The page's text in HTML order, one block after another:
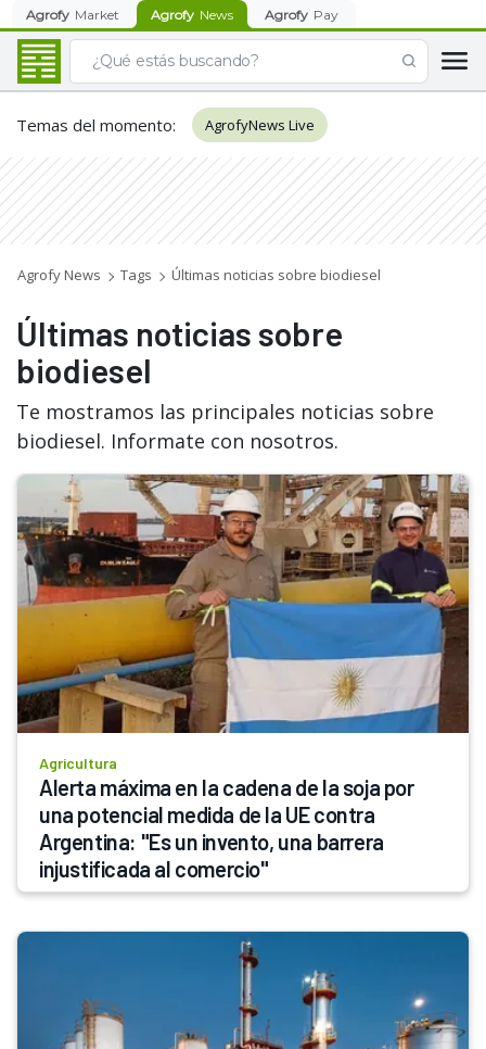
Agrofy Market Agrofy News Agrofy Pay
Temas del momento: AgrofyNews Live
Agrofy News Tags Últimas noticias sobre biodiesel
Últimas noticias sobre
biodiesel
Te mostramos las principales noticias sobre
biodiesel. Informate con nosotros.
Agricultura
Alerta máxima en la cadena de la soja por
una potencial medida de la UE contra
Argentina: "Es un invento, una barrera
injustificada al comercio"